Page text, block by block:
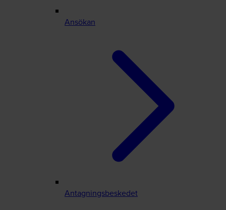
Ansökan
Antagningsbeskedet